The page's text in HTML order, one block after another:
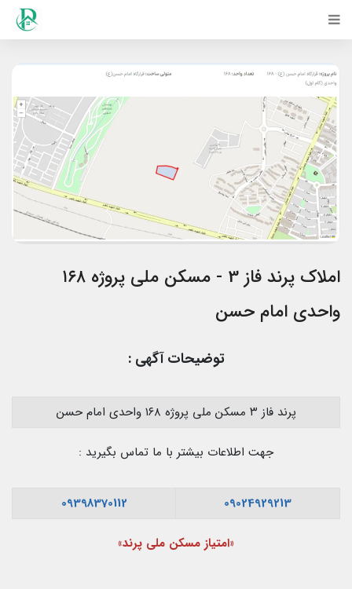
املاک پرند فاز 3 - مسکن ملی پروژه ۱۶۸
واحدی امام حسن
توضیحات آگهی :
پرند فاز ۳ مسکن ملی پروژه ۱۶۸ واحدی امام حسن
جهت اطلاعات بیشتر با ما تماس بگیرید :
09024929213
09398370112
«امتیاز مسکن ملی پرند»